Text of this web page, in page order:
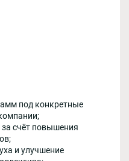
под конкретные
за счёт повышения
и улучшение